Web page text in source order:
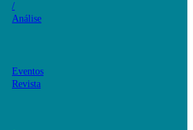
/
Análise
Eventos
Revista